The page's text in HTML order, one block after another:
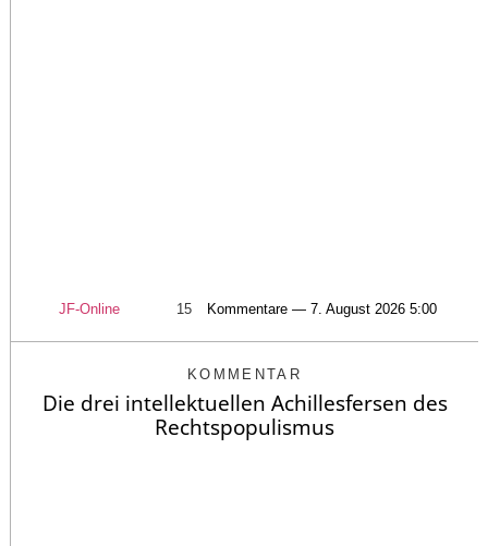
JF-Online 15 Kommentare — 7. August 2026 5:00
KOMMENTAR
Die drei intellektuellen Achillesfersen des
Rechtspopulismus